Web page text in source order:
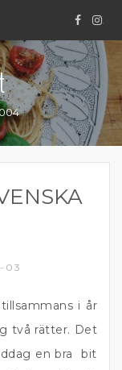
.
03
i år
två rätter. Det
en bra bit